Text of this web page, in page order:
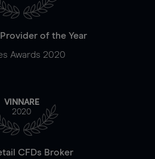
of the Year
Awards 2020
VINNARE
2020
CFDs Broker